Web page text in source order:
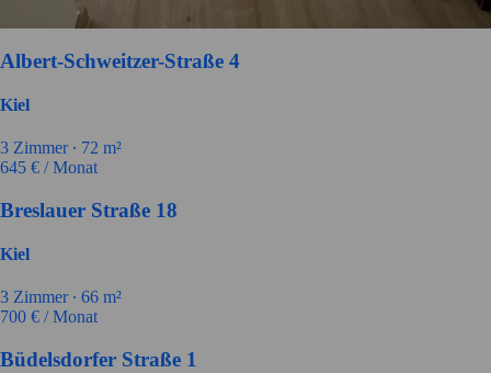
Albert-Schweitzer-Straße 4
Kiel
3 Zimmer ∙ 72 m²
645 € / Monat
Breslauer Straße 18
Kiel
3 Zimmer ∙ 66 m²
700 € / Monat
Büdelsdorfer Straße 1